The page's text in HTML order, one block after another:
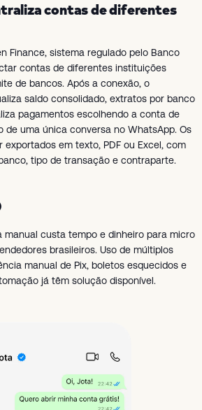
contas de diferentes
Finance, sistema regulado pelo Banco
contas de diferentes instituições
de bancos. Após a conexão, o
saldo consolidado, extratos por banco
pagamentos escolhendo a conta de
de uma única conversa no WhatsApp. Os
exportados em texto, PDF ou Excel, com
tipo de transação e contraparte.
manual custa tempo e dinheiro para micro
brasileiros. Uso de múltiplos
manual de Pix, boletos esquecidos e
já têm solução disponível.